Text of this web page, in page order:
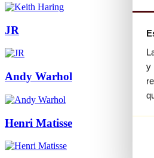
y
JR
Andy Warhol
Henri Matisse